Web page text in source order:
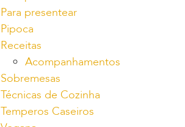
Para presentear
Pipoca
Receitas
Acompanhamentos
Sobremesas
Técnicas de Cozinha
Temperos Caseiros